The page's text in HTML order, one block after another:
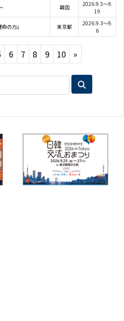
韓国
2026.9.5～9.
19
の力』 東京都
2026.9.3～9.
6
6 7 8 9 10 »